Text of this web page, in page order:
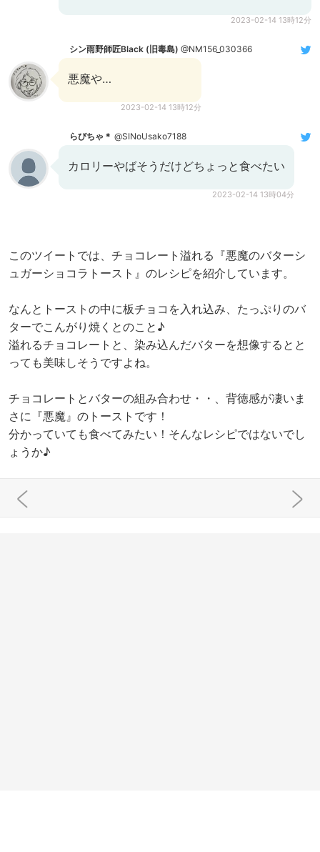
2023-02-14 13時12分
シン雨野師匠Black (旧毒島) @NM156_030366
悪魔や…
2023-02-14 13時12分
らびちゃ＊ @SINoUsako7188
カロリーやばそうだけどちょっと食べたい
2023-02-14 13時04分
このツイートでは、チョコレート溢れる『悪魔のバターシ
ュガーショコラトースト』のレシピを紹介しています。
なんとトーストの中に板チョコを入れ込み、たっぷりのバ
ターでこんがり焼くとのこと♪
溢れるチョコレートと、染み込んだバターを想像するとと
っても美味しそうですよね。
チョコレートとバターの組み合わせ・・、背徳感が凄いま
さに『悪魔』のトーストです！
分かっていても食べてみたい！そんなレシピではないでし
ょうか♪